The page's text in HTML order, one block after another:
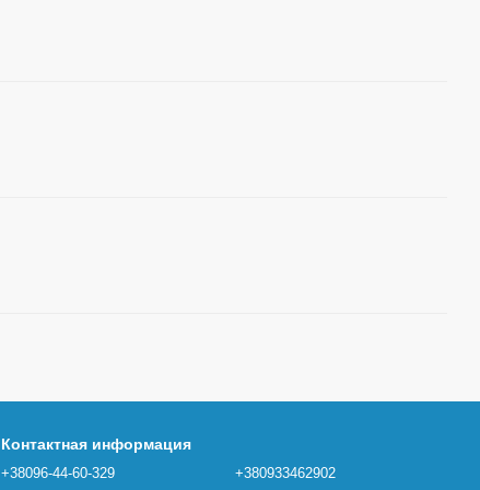
Контактная информация
+38096-44-60-329 +380933462902